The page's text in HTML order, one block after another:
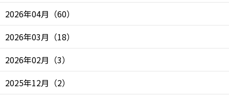
2026年04月 （60）
2026年03月 （18）
2026年02月 （3）
2025年12月 （2）